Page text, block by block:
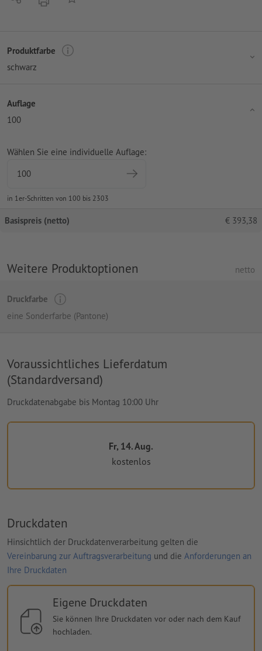
Produktfarbe
schwarz
Auflage
100
Wählen Sie eine individuelle Auflage:
in 1er-Schritten von 100 bis 2303
Basispreis (netto) € 393,38
Weitere Produktoptionen netto
Druckfarbe
eine Sonderfarbe (Pantone)
Voraussichtliches Lieferdatum
(Standardversand)
Druckdatenabgabe bis Montag 10:00 Uhr
Fr, 14. Aug.
kostenlos
Druckdaten
Hinsichtlich der Druckdatenverarbeitung gelten die
Vereinbarung zur Auftragsverarbeitung und die Anforderungen an
Ihre Druckdaten
Eigene Druckdaten
Sie können Ihre Druckdaten vor oder nach dem Kauf
hochladen.